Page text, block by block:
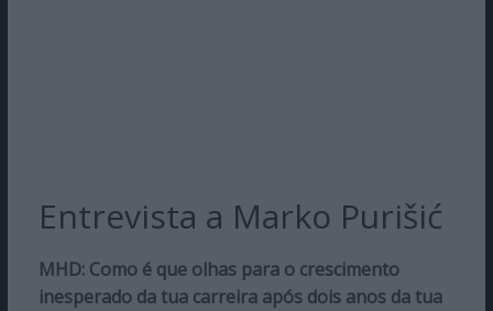
Entrevista a Marko Purišić
MHD: Como é que olhas para o crescimento
inesperado da tua carreira após dois anos da tua